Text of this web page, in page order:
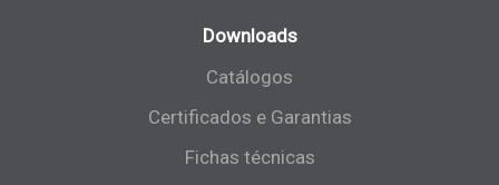
Downloads
Catálogos
Certificados e Garantias
Fichas técnicas